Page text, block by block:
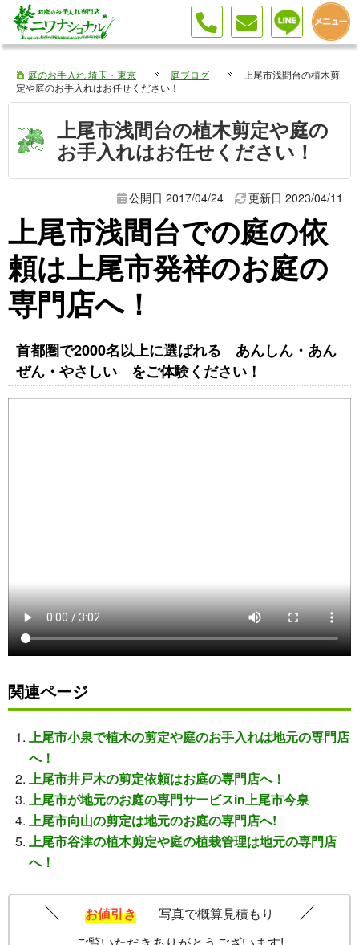
庭のお手入れ 埼玉・東京 庭ブログ
上尾市浅間台の植木剪
定や庭のお手入れはお任せください！
上尾市浅間台の植木剪定や庭の
お手入れはお任せください！
公開日 2017/04/24 更新日 2023/04/11
上尾市浅間台での庭の依
頼は上尾市発祥のお庭の
専門店へ！
首都圏で2000名以上に選ばれる あんしん・あん
ぜん・やさしい をご体験ください！
関連ページ
上尾市小泉で植木の剪定や庭のお手入れは地元の専門店
へ！
上尾市井戸木の剪定依頼はお庭の専門店へ！
上尾市が地元のお庭の専門サービスin上尾市今泉
上尾市向山の剪定は地元のお庭の専門店へ!
上尾市谷津の植木剪定や庭の植栽管理は地元の専門店
へ！
お値引き
写真で概算見積もり